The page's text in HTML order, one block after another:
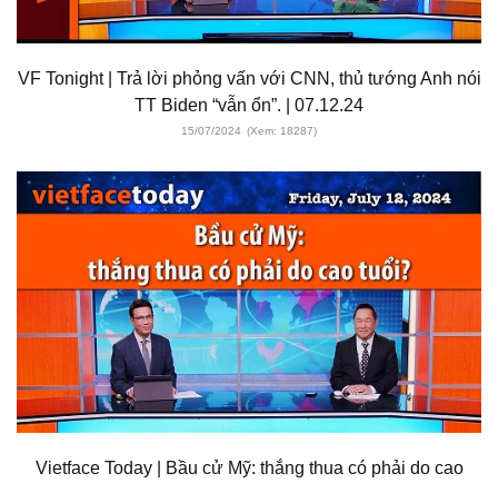
VF Tonight | Trả lời phỏng vấn với CNN, thủ tướng Anh nói
TT Biden “vẫn ổn”. | 07.12.24
15/07/2024 (Xem: 18287)
Vietface Today | Bầu cử Mỹ: thắng thua có phải do cao